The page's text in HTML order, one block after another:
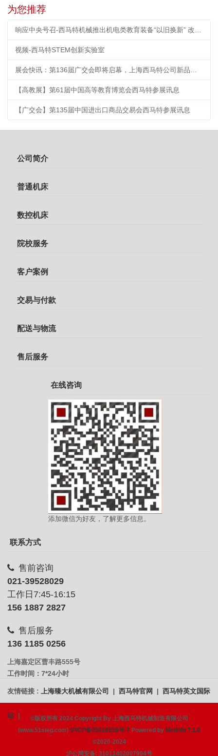
为您推荐
视频-西马特STEM创新实验室
【高教展】第61届中国高等教育博览会西马特参展讯息
【广交会】第135届中国进出口商品交易会西马特参展讯息
公司简介
普通机床
数控机床
院校服务
客户案例
交易与付款
配送与物流
售后服务
在线咨询
添加微信为好友，了解更多信息。
联系方式
售前咨询
021-39528029
工作日7:45-16:15
156 1887 2827
售后服务
136 1185 0256
上海嘉定区曹丰路555号
工作时间：7*24小时
友情链接 : 上海臻大机械有限公司 | 西马特官网 | 西马特英文国际
站 |
©版权所有 2024 Copyright By 上海西马特机械制造有限公司
(www.51sieg.com) 沪ICP备05028658号-7 Powered by MetInfo 7.1.0
©2020-2024
沪公网安备: 31011402007994号